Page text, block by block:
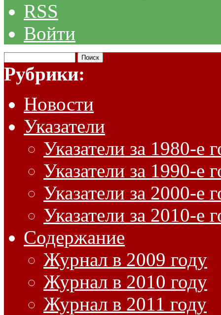
RSS
Войти
Рубрики:
Новости
Указатели
Указатели за 1980-е
Указатели за 1990-е
Указатели за 2000-е
Указатели за 2010-е
Содержание
Журнал в 2009 году
Журнал в 2010 году
Журнал в 2011 году